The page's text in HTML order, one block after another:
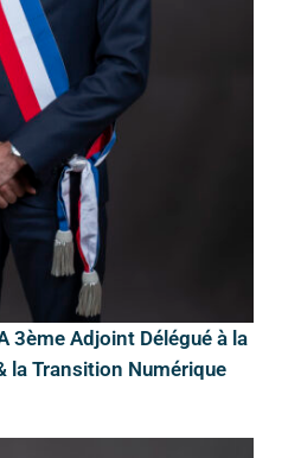
3ème Adjoint Délégué à la
la Transition Numérique